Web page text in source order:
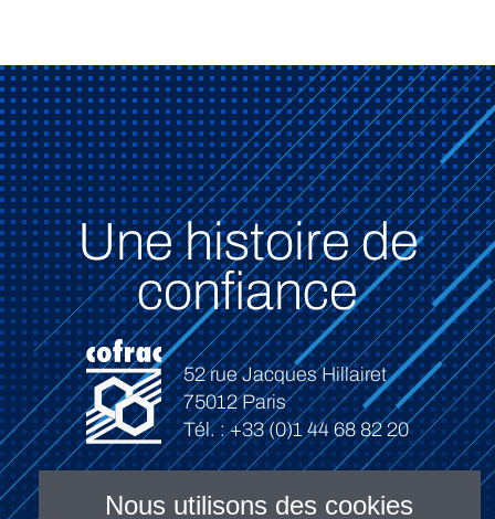
Une histoire de
confiance
52 rue Jacques Hillairet
75012 Paris
Tél. : +33 (0)1 44 68 82 20
Nous utilisons des cookies